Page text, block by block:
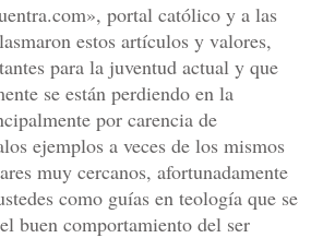
portal católico y a las
estos artículos y valores,
para la juventud actual y que
se están perdiendo en la
por carencia de
ejemplos a veces de los mismos
muy cercanos, afortunadamente
como guías en teología que se
buen comportamiento del ser